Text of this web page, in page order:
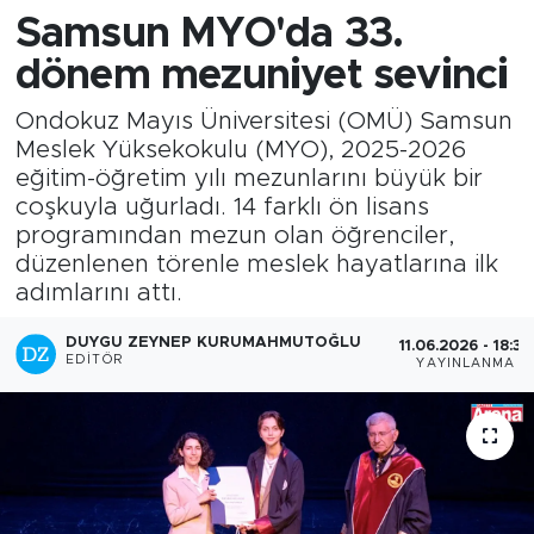
Samsun MYO'da 33.
dönem mezuniyet sevinci
Ondokuz Mayıs Üniversitesi (OMÜ) Samsun
Meslek Yüksekokulu (MYO), 2025-2026
eğitim-öğretim yılı mezunlarını büyük bir
coşkuyla uğurladı. 14 farklı ön lisans
programından mezun olan öğrenciler,
düzenlenen törenle meslek hayatlarına ilk
adımlarını attı.
DUYGU ZEYNEP KURUMAHMUTOĞLU
EDITÖR
11.06.2026 - 18:30
YAYINLANMA
Süper Lig Puan Durumu ve Fikstür
Tüm Manşetler
Son Dakika Haberleri
Haber Arşivi